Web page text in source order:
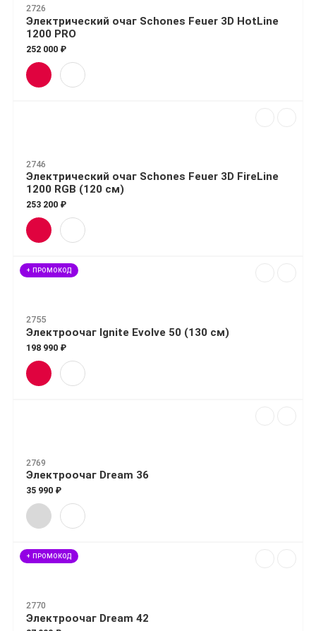
2726
Электрический очаг Schones Feuer 3D HotLine
1200 PRO
252 000 ₽
2746
Электрический очаг Schones Feuer 3D FireLine
1200 RGB (120 см)
253 200 ₽
+ ПРОМОКОД
2755
Электроочаг Ignite Evolve 50 (130 см)
198 990 ₽
2769
Электроочаг Dream 36
35 990 ₽
+ ПРОМОКОД
2770
Электроочаг Dream 42